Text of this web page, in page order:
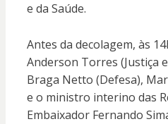
e da Saúde.
Antes da decolagem, às
Anderson Torres (Justiça
Braga Netto (Defesa),
e o ministro interino das
Embaixador Fernando